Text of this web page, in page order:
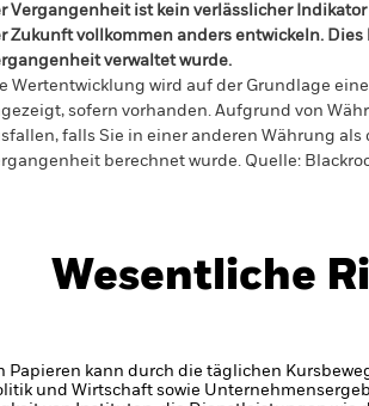
Vergangenheit ist kein verlässlicher
Zukunft vollkommen anders entwickeln.
verwaltet wurde.
Wertentwicklung wird auf der Grundlage
sofern vorhanden. Aufgrund von
falls Sie in einer anderen Währung
berechnet wurde. Quelle:
Wesentliche
Papieren kann durch die täglichen
und Wirtschaft sowie